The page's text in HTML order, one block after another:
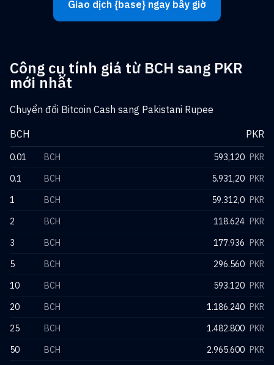
Giao dịch {base} ngay bây giờ
Công cụ tính giá từ BCH sang PKR
mới nhất
Chuyển đổi Bitcoin Cash sang Pakistani Rupee
BCH
PKR
0.01 BCH 593,120 PKR
0.1
BCH 5.931,20 PKR
1
BCH 59.312,0 PKR
2
BCH 118.624 PKR
3
BCH 177.936 PKR
5
BCH 296.560 PKR
10
BCH 593.120 PKR
20
BCH 1.186.240 PKR
25
BCH 1.482.800 PKR
50
BCH 2.965.600 PKR